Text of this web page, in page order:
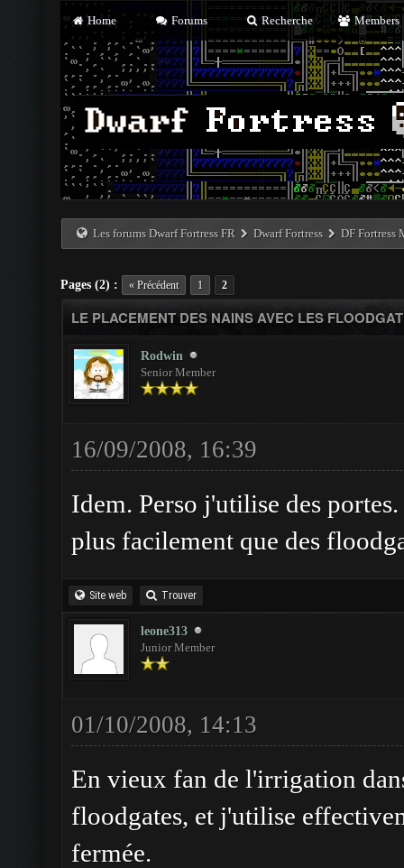
Home Forums Recherche Members
Les forums Dwarf Fortress FR Dwarf Fortress DF Fortress
Pages (2) : « Précédent 1 2
LE PLACEMENT DES NAINS AVEC LES
Rodwin
Senior Member
16/09/2008, 16:39
Idem. Perso j'utilise des
plus facilement que des
Site web Trouver
leone313
Junior Member
01/10/2008, 14:13
En vieux fan de l'irrigation
floodgates, et j'utilise
fermée.